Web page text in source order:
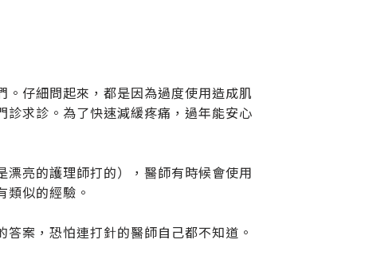
仔細問起來，都是因為過度使用造成肌
求診。為了快速減緩疼痛，過年能安心
亮的護理師打的），醫師有時候會使用
似的經驗。
案，恐怕連打針的醫師自己都不知道。